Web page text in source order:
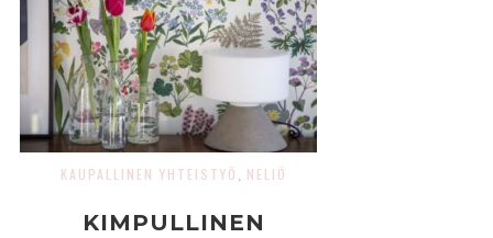
KAUPALLINEN YHTEISTYÖ NELIÖ
KIMPULLINEN